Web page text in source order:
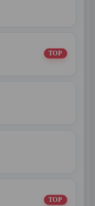
TOP
TOP